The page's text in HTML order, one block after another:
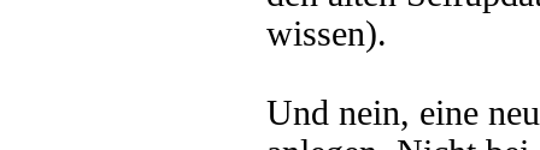
wissen).
Und nein, eine